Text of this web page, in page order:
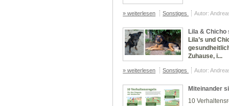
» weiterlesen Sonstiges Autor:
Lila & Chicho
Lila’s und
Zuhause, i...
» weiterlesen Sonstiges Autor:
Miteinander
10